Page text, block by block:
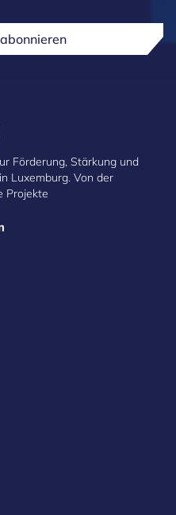
Förderung, Stärkung und
Luxemburg. Von der
Projekte